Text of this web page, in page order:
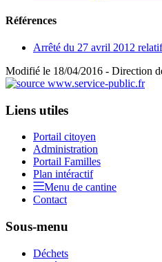
Références
Arrêté du 27 avril 2012
Modifié le 18/04/2016 - Direction
Liens utiles
Portail citoyen
Administration
Portail Familles
Plan intéractif
Menu de cantine
Contact
Sous-menu
Déchets